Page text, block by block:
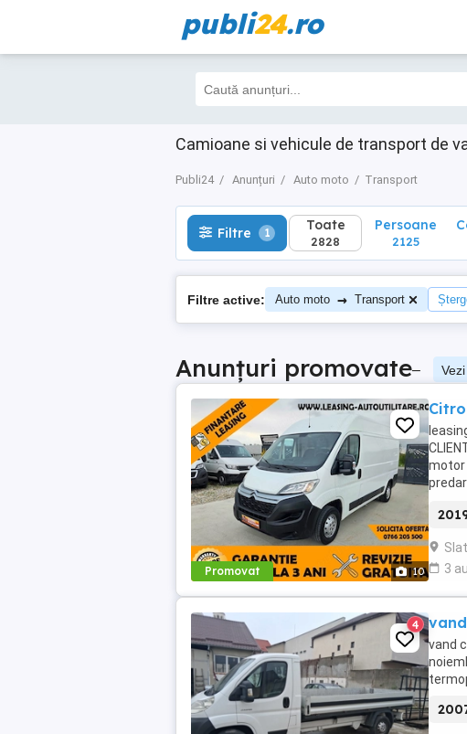
publi24.ro
Camioane si vehicule de transport de
Publi24 Anunțuri Auto moto Transport
Filtre 1 Toate
2828
Filtre 1 Toate
2828
Persoane
2125
Filtre active: Auto moto → Transport
Anunțuri promovate–
Promovat 10
motor
3
4
vand